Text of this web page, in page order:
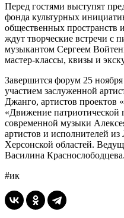
Перед гостями выступят
фонда культурных
общественных пространств
ждут творческие встречи с
музыкантом Сергеем
мастер-классы, квизы и
Завершится форум 25
участием заслуженной
Джанго, артистов проектов
«Движение патриотической
современной музыки
артистов и исполнителей
Херсонской областей.
Василина Краснослободцева.
#ик